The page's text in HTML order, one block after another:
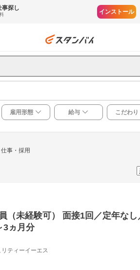
事探し
インストール
雇用形態 給与 こだわり
事・採用
（未経験可） 面接1回／定年な
3ヵ月分
ティーイーエス